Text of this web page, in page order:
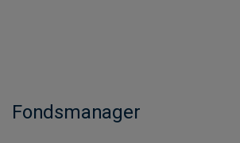
Fondsmanager​​​​​​​​​​​​​​​​​​​​